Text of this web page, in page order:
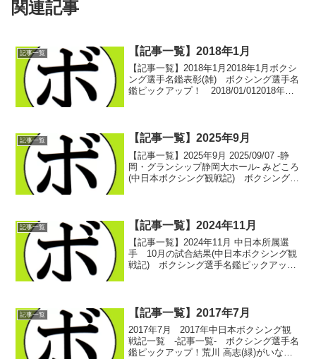
関連記事
記事一覧 【記事一覧】2018年1月
【記事一覧】2018年1月2018年1月ボクシ
ング選手名鑑表彰(雑) ボクシング選手名
鑑ピックアップ！ 2018/01/012018年雑
記事一覧 【記事一覧】2025年9月
【記事一覧】2025年9月 2025/09/07 -静
岡・グランシップ静岡大ホール- みどころ
(中日本ボクシング観戦記) ボクシング選
記事一覧 【記事一覧】2024年11月
【記事一覧】2024年11月 中日本所属選
手 10月の試合結果(中日本ボクシング観
戦記) ボクシング選手名鑑ピックアッ
記事一覧 【記事一覧】2017年7月
2017年7月 2017年中日本ボクシング観
戦記一覧 -記事一覧- ボクシング選手名
鑑ピックアップ！荒川 高志(緑)がいなく